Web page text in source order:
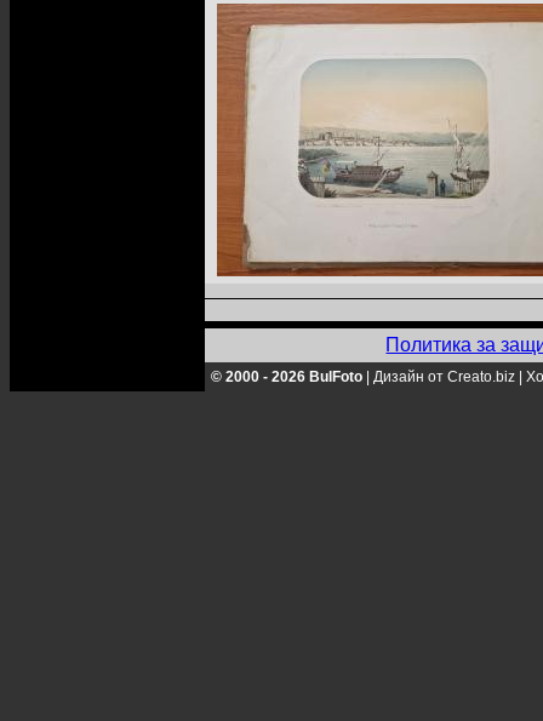
Политика за
© 2000 - 2026 BulFoto Дизайн от Creato.biz